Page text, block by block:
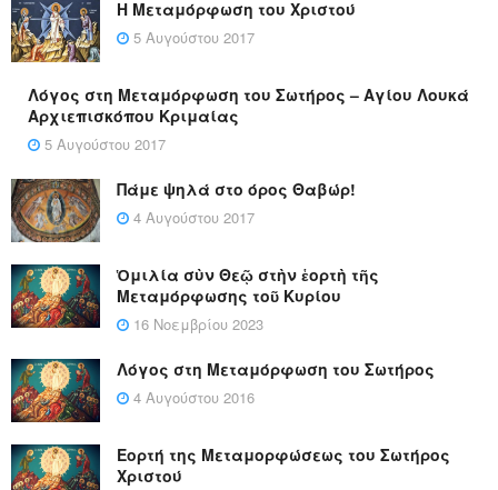
Η Μεταμόρφωση του Χριστού
5 Αυγούστου 2017
Λόγος στη Μεταμόρφωση του Σωτήρος – Αγίου Λουκά
Αρχιεπισκόπου Κριμαίας
5 Αυγούστου 2017
Πάμε ψηλά στο όρος Θαβώρ!
4 Αυγούστου 2017
Ὁμιλία σὺν Θεῷ στὴν ἑορτὴ τῆς
Μεταμόρφωσης τοῦ Κυρίου
16 Νοεμβρίου 2023
Λόγος στη Μεταμόρφωση του Σωτήρος
4 Αυγούστου 2016
Εορτή της Μεταμορφώσεως του Σωτήρος
Χριστού